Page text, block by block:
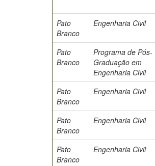
Pato
Branco
Engenharia Civil
Pato
Branco
Programa de Pós-
Graduação em
Engenharia Civil
Pato
Branco
Engenharia Civil
Pato
Branco
Engenharia Civil
Pato
Branco
Engenharia Civil